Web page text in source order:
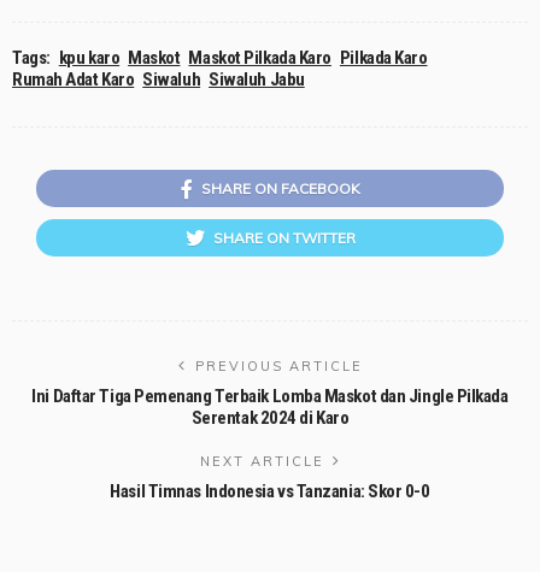
Tags: kpu karo Maskot Maskot Pilkada Karo Pilkada Karo
Rumah Adat Karo Siwaluh Siwaluh Jabu
SHARE ON FACEBOOK
SHARE ON TWITTER
PREVIOUS ARTICLE
Ini Daftar Tiga Pemenang Terbaik Lomba Maskot dan Jingle Pilkada
Serentak 2024 di Karo
NEXT ARTICLE
Hasil Timnas Indonesia vs Tanzania: Skor 0-0